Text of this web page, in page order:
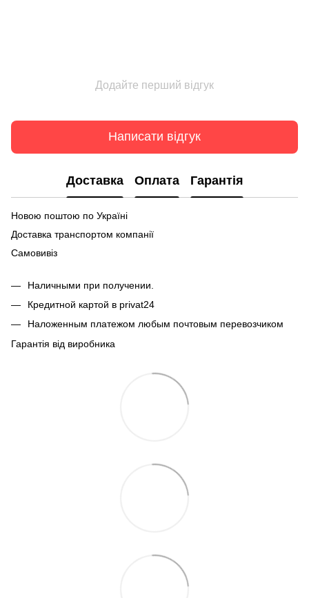
Додайте перший відгук
Написати відгук
Доставка Оплата Гарантія
Новою поштою по Україні
Доставка транспортом компанії
Самовивіз
Наличными при получении.
Кредитной картой в privat24
Наложенным платежом любым почтовым перевозчиком
Гарантія від виробника